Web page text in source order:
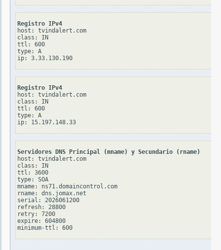
Registro IPv4
host: tvindalert.com
class: IN
ttl: 600
type: A
Registro IPv4
host: tvindalert.com
class: IN
ttl: 600
type: A
Servidores DNS Principal (mname) y Secundario (rname)
host: tvindalert.com
class: IN
ttl: 3600
type: SOA
mname: ns71.domaincontrol.com
rname: dns.jomax.net
serial: 2026061200
refresh: 28800
retry: 7200
expire: 604800